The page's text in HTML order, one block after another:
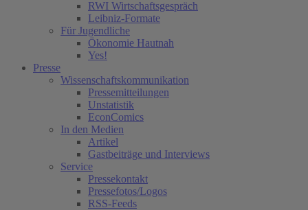
RWI Wirtschaftsgespräch
Leibniz-Formate
Für Jugendliche
Ökonomie Hautnah
Yes!
Presse
Wissenschaftskommunikation
Pressemitteilungen
Unstatistik
EconComics
In den Medien
Artikel
Gastbeiträge und Interviews
Service
Pressekontakt
Pressefotos/Logos
RSS-Feeds